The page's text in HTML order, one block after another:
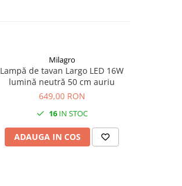
Milagro
Lampă de tavan Largo LED 16W
lumină neutră 50 cm auriu
649,00 RON
16IN STOC
ADAUGA IN COS